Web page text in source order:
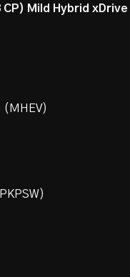
CP) Mild Hybrid
(MHEV)